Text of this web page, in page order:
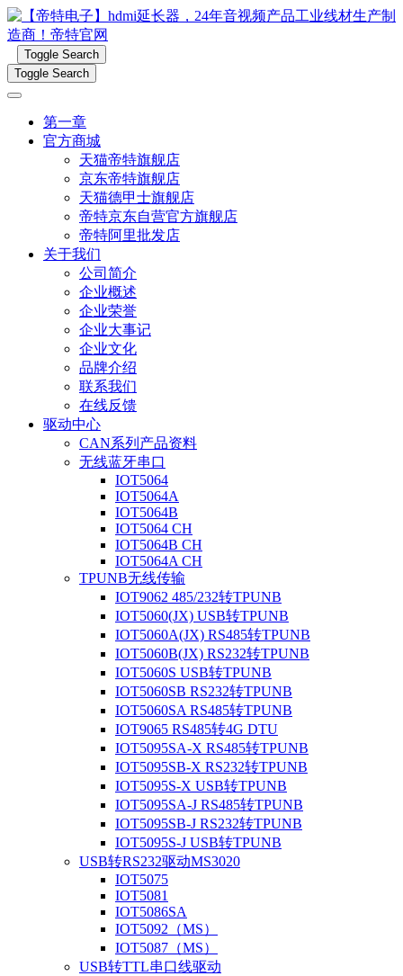
Toggle Search
Toggle Search
第一章
官方商城
天猫帝特旗舰店
京东帝特旗舰店
天猫德甲士旗舰店
帝特京东自营官方旗舰店
帝特阿里批发店
关于我们
公司简介
企业概述
企业荣誉
企业大事记
企业文化
品牌介绍
联系我们
在线反馈
驱动中心
CAN系列产品资料
无线蓝牙串口
IOT5064
IOT5064A
IOT5064B
IOT5064 CH
IOT5064B CH
IOT5064A CH
TPUNB无线传输
IOT9062 485/232转TPUNB
IOT5060(JX) USB转TPUNB
IOT5060A(JX) RS485转TPUNB
IOT5060B(JX) RS232转TPUNB
IOT5060S USB转TPUNB
IOT5060SB RS232转TPUNB
IOT5060SA RS485转TPUNB
IOT9065 RS485转4G DTU
IOT5095SA-X RS485转TPUNB
IOT5095SB-X RS232转TPUNB
IOT5095S-X USB转TPUNB
IOT5095SA-J RS485转TPUNB
IOT5095SB-J RS232转TPUNB
IOT5095S-J USB转TPUNB
USB转RS232驱动MS3020
IOT5075
IOT5081
IOT5086SA
IOT5092（MS）
IOT5087（MS）
USB转TTL串口线驱动